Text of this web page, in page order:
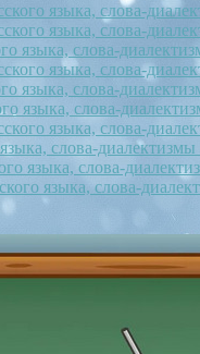
языка, слова-
языка, слова-
языка, слова-
языка, слова-
языка, слова-
языка, слова-
языка, слова-
слова-диалектизмы
языка, слова-
языка, слова-